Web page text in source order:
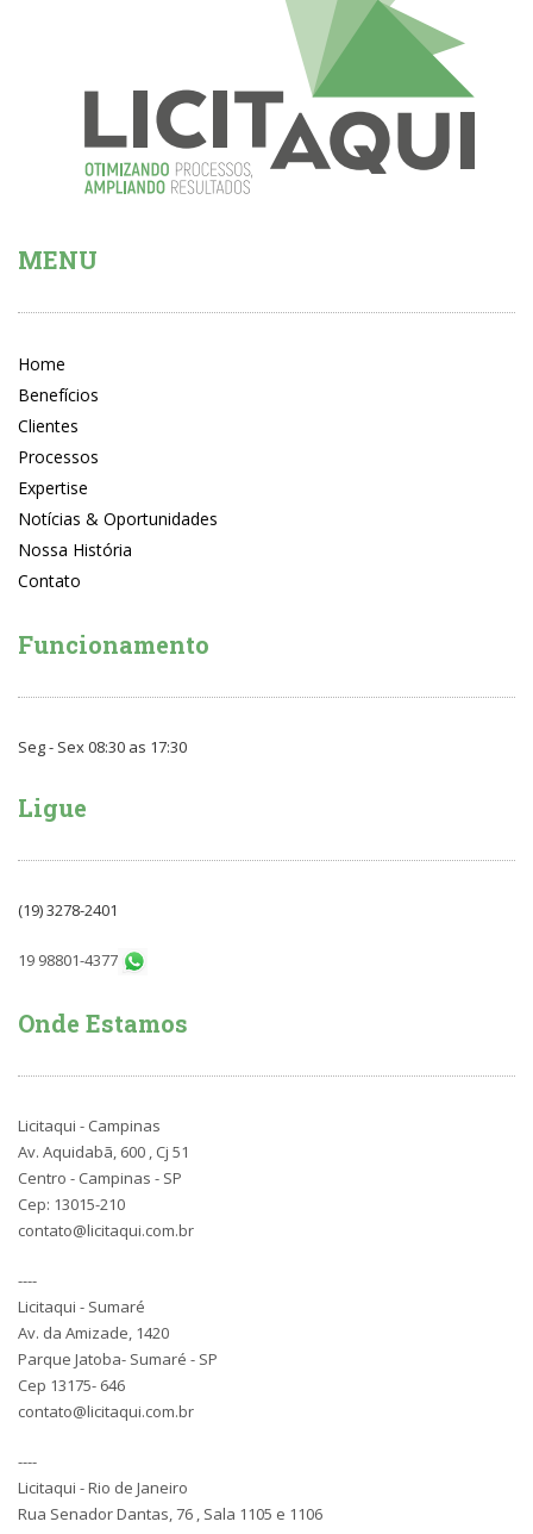
MENU
Home
Benefícios
Clientes
Processos
Expertise
Notícias & Oportunidades
Nossa História
Contato
Funcionamento
Seg - Sex 08:30 as 17:30
Ligue
(19) 3278-2401
19 98801-4377
Onde Estamos
Licitaqui - Campinas
Av. Aquidabã, 600 , Cj 51
Centro - Campinas - SP
Cep: 13015-210
contato@licitaqui.com.br
----
Licitaqui - Sumaré
Av. da Amizade, 1420
Parque Jatoba- Sumaré - SP
Cep 13175- 646
contato@licitaqui.com.br
----
Licitaqui - Rio de Janeiro
Rua Senador Dantas, 76 , Sala 1105 e 1106